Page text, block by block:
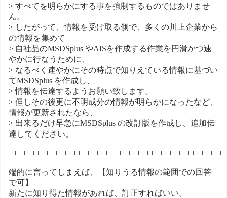
> すべてを明らかにする事を強制するものではありませ
ん。
> したがって、情報を受け取る側で、多くの川上企業から
の情報を集めて
> 自社品のMSDSplus やAISを作成する作業を円滑かつ速
やかに行なうために、
> なるべく速やかにその時点で知りえている情報に基づい
てMSDSplus を作成し、
> 情報を伝達するようお願い致します。
> 但しその後更に不明成分の情報が明らかになったなど、
情報が更新されたなら、
> 出来るだけ早急にMSDSplus の改訂版を作成し、追加伝
達してください。
端的に言ってしまえば、【知りうる情報の範囲での回答
で可】
新たに知り得た情報があれば、訂正すればいい。